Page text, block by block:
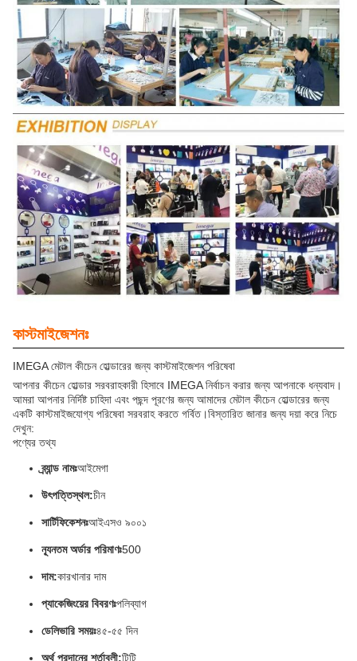
কাস্টমাইজেশনঃ
IMEGA মেটাল কীচেন হোল্ডারের জন্য কাস্টমাইজেশন পরিষেবা
আপনার কীচেন হোল্ডার সরবরাহকারী হিসাবে IMEGA নির্বাচন করার জন্য আপনাকে ধন্যবাদ।
আমরা আপনার নির্দিষ্ট চাহিদা এবং পছন্দ পূরণের জন্য আমাদের মেটাল কীচেন হোল্ডারের জন্য
একটি কাস্টমাইজযোগ্য পরিষেবা সরবরাহ করতে গর্বিত।বিস্তারিত জানার জন্য দয়া করে নিচে
দেখুন:
পণ্যের তথ্য
ব্র্যান্ড নামঃআইমেগা
উৎপত্তিস্থল:চীন
সার্টিফিকেশনঃআইএসও ৯০০১
ন্যূনতম অর্ডার পরিমাণঃ500
দাম:কারখানার দাম
প্যাকেজিংয়ের বিবরণঃপলিব্যাগ
ডেলিভারি সময়ঃ৪৫-৫৫ দিন
অর্থ প্রদানের শর্তাবলী:টিটি